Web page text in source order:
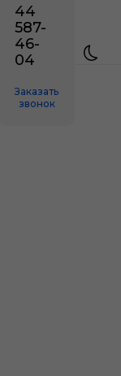
44
587-
46-
04
Заказать
звонок